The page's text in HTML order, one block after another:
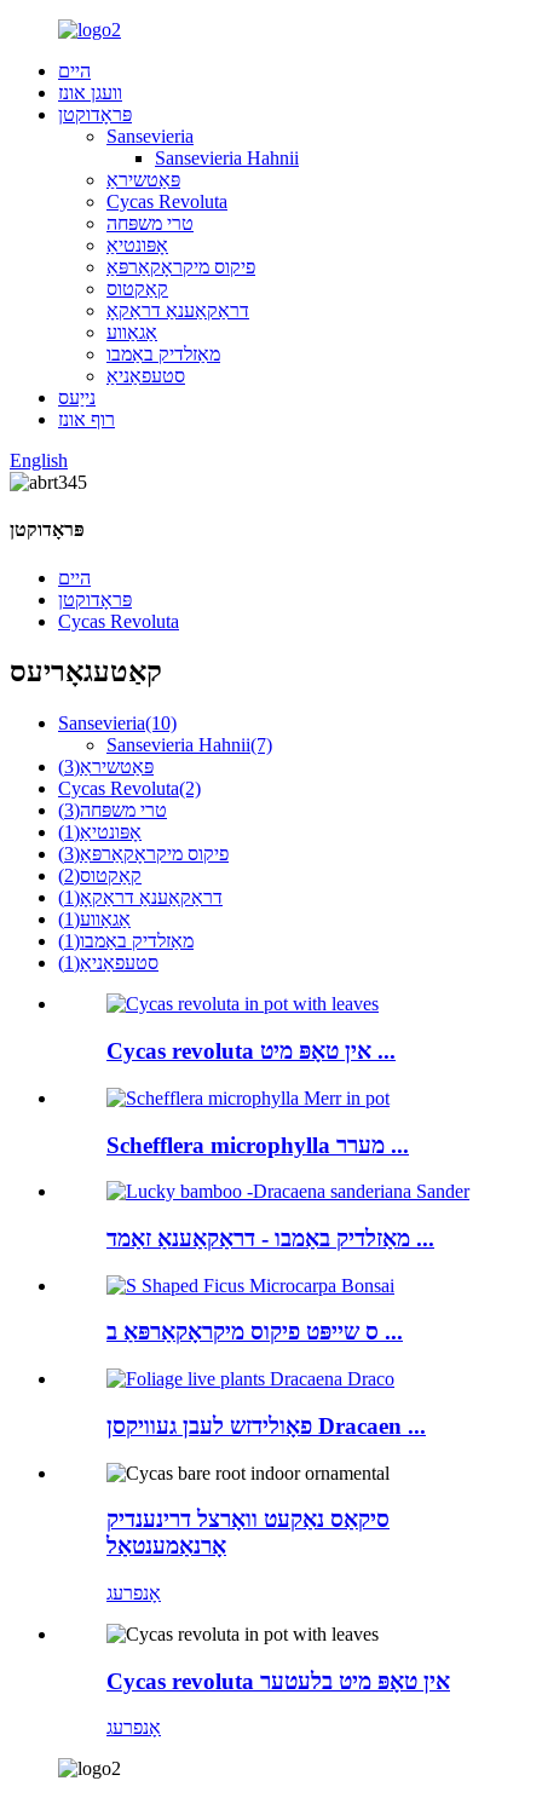
היים
וועגן אונז
פּראָדוקטן
Sansevieria
Sansevieria Hahnii
פּאַטשיראַ
Cycas Revoluta
טרי משפּחה
אָפּונטיאַ
פיקוס מיקראָקאַרפּאַ
קאַקטוס
דראַקאַענאַ דראַקאָ
אַגאַווע
מאַזלדיק באַמבו
סטעפאַניאַ
נייַעס
רוף אונז
English
פּראָדוקטן
היים
פּראָדוקטן
Cycas Revoluta
קאַטעגאָריעס
Sansevieria(10)
Sansevieria Hahnii(7)
פּאַטשיראַ(3)
Cycas Revoluta(2)
טרי משפּחה(3)
אָפּונטיאַ(1)
פיקוס מיקראָקאַרפּאַ(3)
קאַקטוס(2)
דראַקאַענאַ דראַקאָ(1)
אַגאַווע(1)
מאַזלדיק באַמבו(1)
סטעפאַניאַ(1)
Cycas revoluta אין טאָפּ מיט ...
Schefflera microphylla מערר ...
מאַזלדיק באַמבו - דראַקאַענאַ זאַמד ...
ס שייפּט פיקוס מיקראָקאַרפּאַ ב ...
פאָולידזש לעבן געוויקסן Dracaen ...
סיקאַס נאַקעט וואָרצל דרינענדיק
אָרנאַמענטאַל
אָנפרעג
Cycas revoluta אין טאָפּ מיט בלעטער
אָנפרעג